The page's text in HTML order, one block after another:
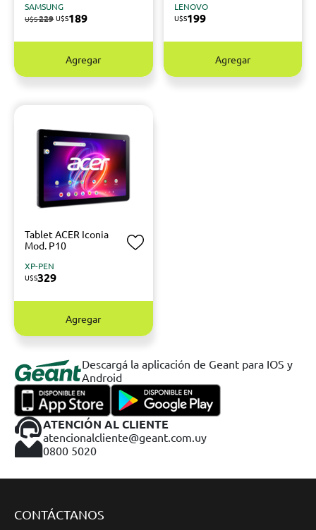
SAMSUNG
U$S229 U$S189
Agregar
LENOVO
U$S199
Agregar
Tablet ACER Iconia
Mod. P10
XP-PEN
U$S329
Agregar
Descargá la aplicación de Geant para IOS y
Android
ATENCIÓN AL CLIENTE
atencionalcliente@geant.com.uy
0800 5020
CONTÁCTANOS